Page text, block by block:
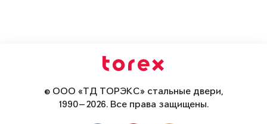
© ООО «ТД ТОРЭКС» стальные двери,
1990—2026. Все права защищены.